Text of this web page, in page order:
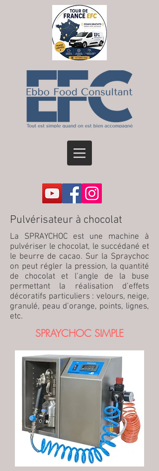
Pulvérisateur à chocolat
La SPRAYCHOC est une machine à
pulvériser le chocolat, le succédané et
le beurre de cacao. Sur la Spraychoc
on peut régler la pression, la quantité
de chocolat et l’angle de la buse
permettant la réalisation d’effets
décoratifs particuliers : velours, neige,
granulé, peau d’orange, points, lignes,
etc.
SPRAYCHOC SIMPLE